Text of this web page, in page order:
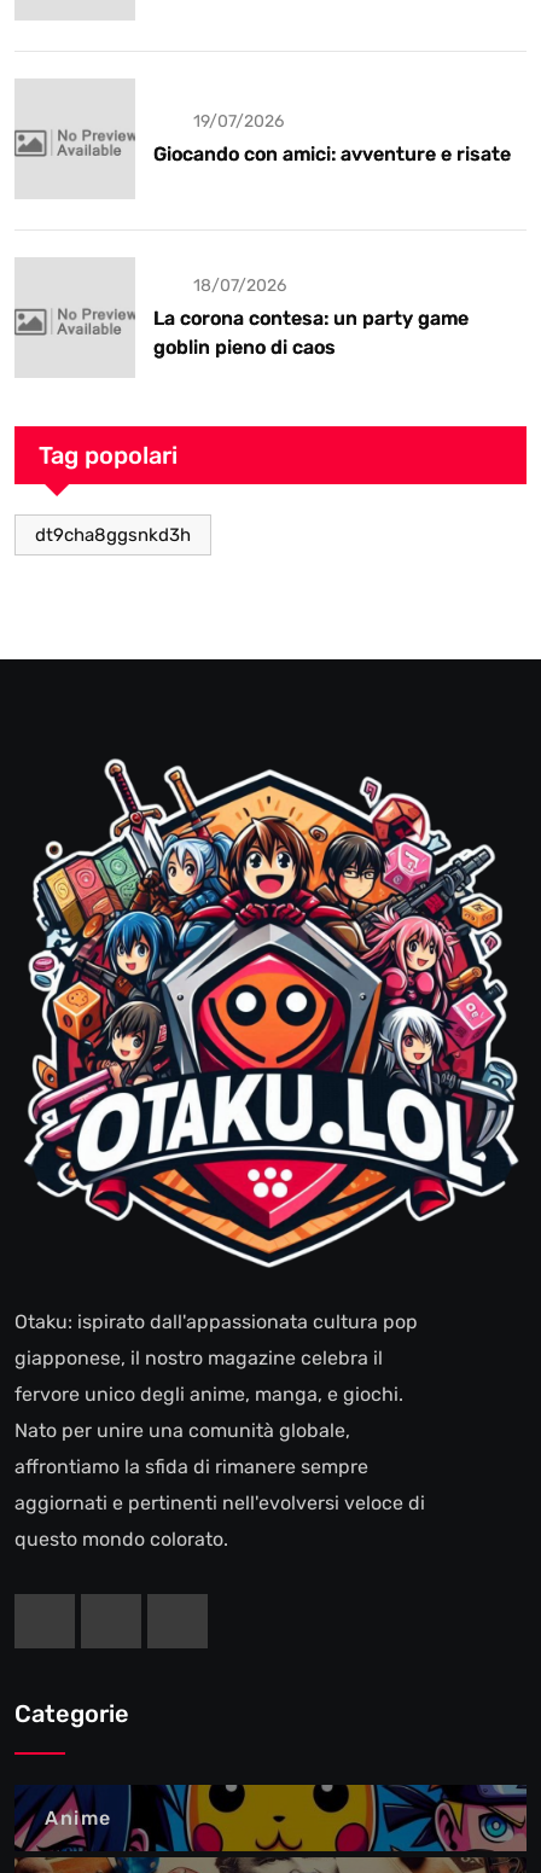
19/07/2026
Giocando con amici: avventure e risate
18/07/2026
La corona contesa: un party game
goblin pieno di caos
Tag popolari
dt9cha8ggsnkd3h
Otaku: ispirato dall'appassionata cultura pop
giapponese, il nostro magazine celebra il
fervore unico degli anime, manga, e giochi.
Nato per unire una comunità globale,
affrontiamo la sfida di rimanere sempre
aggiornati e pertinenti nell'evolversi veloce di
questo mondo colorato.
Categorie
Anime